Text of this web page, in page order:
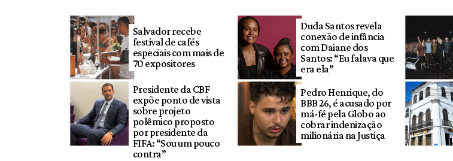
Salvador recebe
festival de cafés
especiais com mais de
70 expositores
Duda Santos revela
conexão de infância
com Daiane dos
Santos: “Eu falava que
era ela”
Presidente da CBF
expõe ponto de vista
sobre projeto
polêmico proposto
por presidente da
FIFA: “Sou um pouco
contra”
Pedro Henrique, do
BBB 26, é acusado por
má-fé pela Globo ao
cobrar indenização
milionária na Justiça